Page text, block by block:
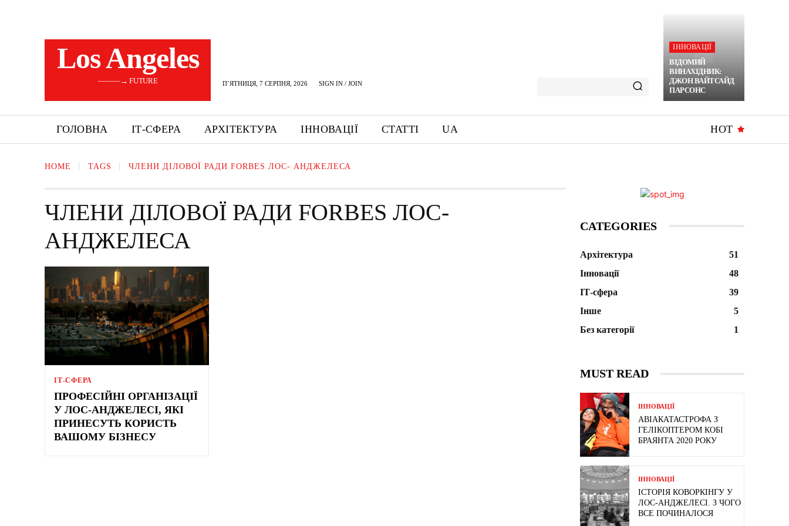
Los Angeles
———→ FUTURE П’ЯТНИЦЯ, 7 СЕРПНЯ, 2026 SIGN IN / JOIN
ІННОВАЦІЇ
ВІДОМИЙ
ВИНАХІДНИК:
ДЖОН ВАЙТСАЙД
ПАРСОНС
ГОЛОВНА ІТ-СФЕРА АРХІТЕКТУРА ІННОВАЦІЇ СТАТТІ UA HOT
HOME TAGS ЧЛЕНИ ДІЛОВОЇ РАДИ FORBES ЛОС- АНДЖЕЛЕСА
ЧЛЕНИ ДІЛОВОЇ РАДИ FORBES ЛОС-
АНДЖЕЛЕСА
ІТ-СФЕРА
ПРОФЕСІЙНІ ОРГАНІЗАЦІЇ
У ЛОС-АНДЖЕЛЕСІ, ЯКІ
ПРИНЕСУТЬ КОРИСТЬ
ВАШОМУ БІЗНЕСУ
CATEGORIES
Архітектура
51
Інновації
48
ІТ-сфера
39
Інше
5
Без категорії
1
MUST READ
ІННОВАЦІЇ
АВІАКАТАСТРОФА З
ГЕЛІКОПТЕРОМ КОБІ
БРАЯНТА 2020 РОКУ
ІННОВАЦІЇ
ІСТОРІЯ КОВОРКІНГУ У
ЛОС-АНДЖЕЛЕСІ. З ЧОГО
ВСЕ ПОЧИНАЛОСЯ